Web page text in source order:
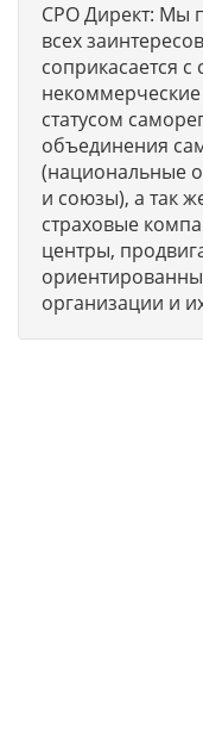
СРО Директ: Мы
всех
соприкасается
статусом
объединения
(национальные
и союзы), а так
страховые
центры,
организации и